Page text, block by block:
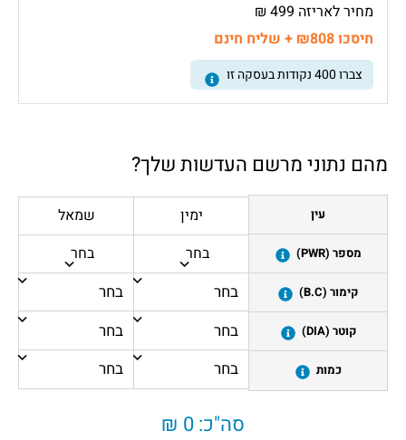
מחיר לאריזה 499 ₪
חיסכו ₪808 + שליח חינם
צברו400נקודות בעסקה זו
מהם נתוני מרשם העדשות שלך?
עין
מספר (PWR)
קימור (B.C)
קוטר (DIA)
כמות
ימין
בחר
שמאל
בחר
סה"כ:0 ₪